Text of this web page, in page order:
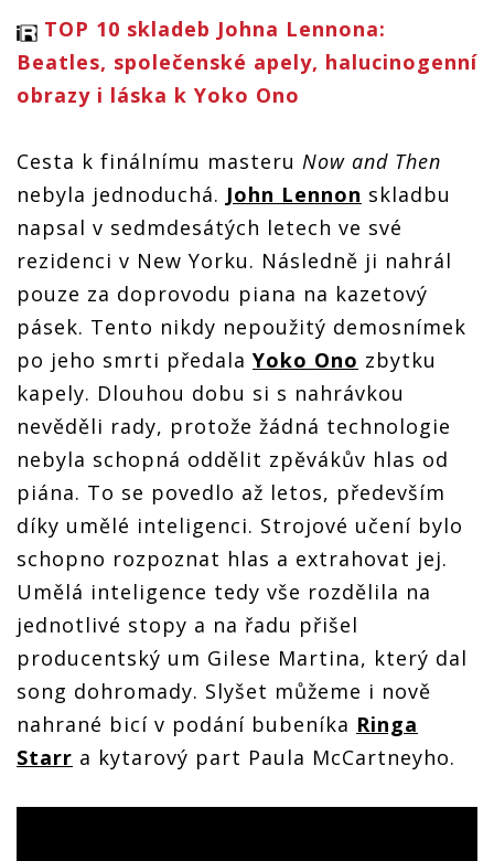
TOP 10 skladeb Johna Lennona:
Beatles, společenské apely, halucinogenní
obrazy i láska k Yoko Ono
Cesta k finálnímu masteru Now and Then
nebyla jednoduchá. John Lennon skladbu
napsal v sedmdesátých letech ve své
rezidenci v New Yorku. Následně ji nahrál
pouze za doprovodu piana na kazetový
pásek. Tento nikdy nepoužitý demosnímek
po jeho smrti předala Yoko Ono zbytku
kapely. Dlouhou dobu si s nahrávkou
nevěděli rady, protože žádná technologie
nebyla schopná oddělit zpěvákův hlas od
piána. To se povedlo až letos, především
díky umělé inteligenci. Strojové učení bylo
schopno rozpoznat hlas a extrahovat jej.
Umělá inteligence tedy vše rozdělila na
jednotlivé stopy a na řadu přišel
producentský um Gilese Martina, který dal
song dohromady. Slyšet můžeme i nově
nahrané bicí v podání bubeníka Ringa
Starr a kytarový part Paula McCartneyho.